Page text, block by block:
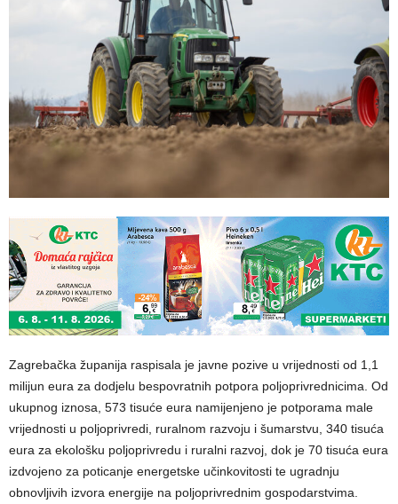
Zagrebačka županija raspisala je javne pozive u vrijednosti od 1,1
milijun eura za dodjelu bespovratnih potpora poljoprivrednicima. Od
ukupnog iznosa, 573 tisuće eura namijenjeno je potporama male
vrijednosti u poljoprivredi, ruralnom razvoju i šumarstvu, 340 tisuća
eura za ekološku poljoprivredu i ruralni razvoj, dok je 70 tisuća eura
izdvojeno za poticanje energetske učinkovitosti te ugradnju
obnovljivih izvora energije na poljoprivrednim gospodarstvima.